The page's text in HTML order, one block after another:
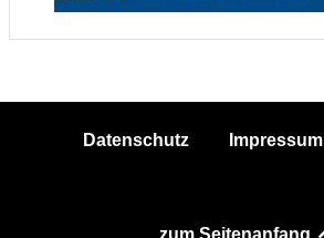
Datenschutz Impressum
zum Seitenanfang